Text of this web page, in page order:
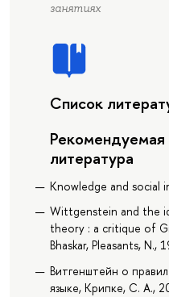
занятиях
Список
Рекомендуемая
литература
Knowledge and social
Wittgenstein and the
theory : a critique of
Bhaskar, Pleasants, N.,
Витгенштейн о
языке, Крипке, С. А.,